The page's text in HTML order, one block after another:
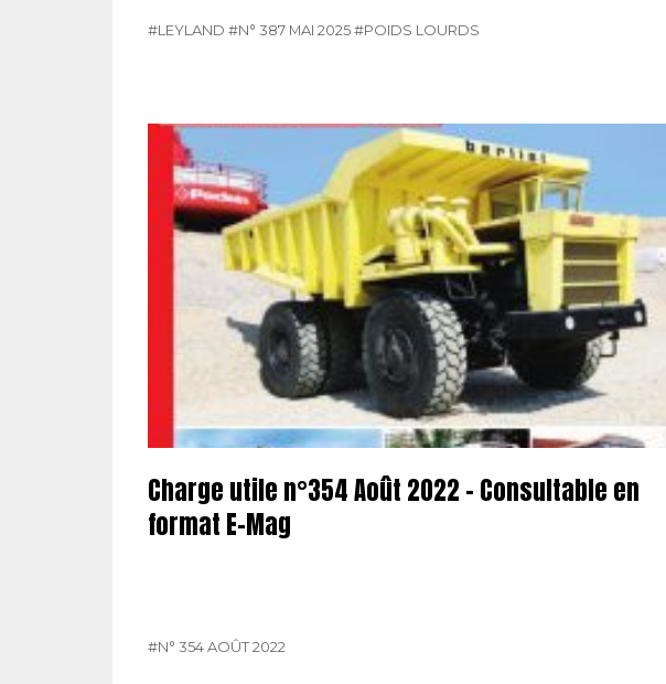
#LEYLAND #N° 387 MAI 2025#POIDS LOURDS
Charge utile n°354 Août 2022 – Consultable en
format E-Mag
#N° 354 AOÛT 2022